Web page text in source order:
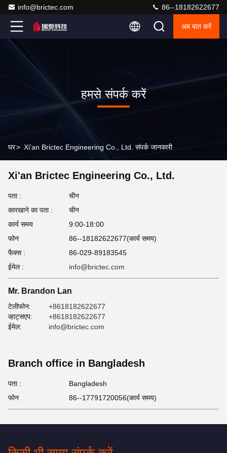
info@brictec.com 86--18182622677
अब बात करें
हमसे संपर्क करें
घर> Xi'an Brictec Engineering Co., Ltd. संपर्क जानकारी
Xi'an Brictec Engineering Co., Ltd.
पता :
चीन
कारखाने का पता :
चीन
कार्य समय
9:00-18:00
फोन
86--18182622677(कार्य समय)
फैक्स :
86-029-89183545
ईमेल :
info@brictec.com
Mr. Brandon Lan
टेलीफोन:
+8618182622677
व्हाट्सएप:
+8618182622677
ईमेल:
info@brictec.com
Branch office in Bangladesh
पता :
Bangladesh
फोन
86--17791720056(कार्य समय)